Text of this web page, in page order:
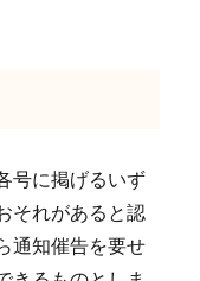
号に掲げるいず
それがあると認
通知催告を要せ